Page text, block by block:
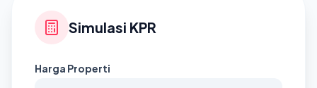
Simulasi KPR
Harga Properti